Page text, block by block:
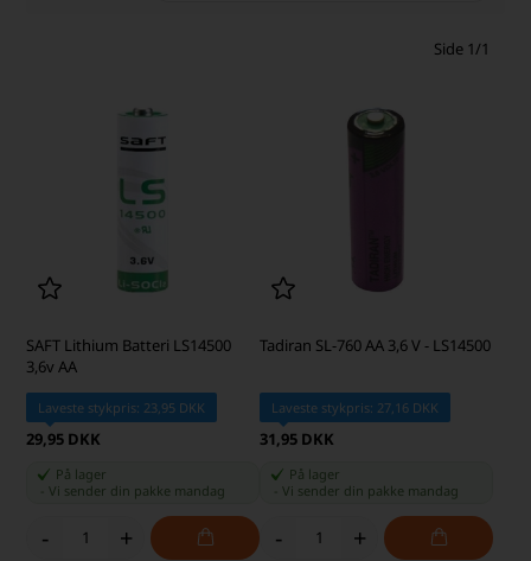
Side 1/1
SAFT Lithium Batteri LS14500
3,6v AA
Laveste stykpris: 23,95 DKK
29,95 DKK
På lager
-Vi sender din pakke mandag
- +
Tadiran SL-760 AA 3,6 V - LS14500
Laveste stykpris: 27,16 DKK
31,95 DKK
På lager
Vi sender din pakke mandag
- +